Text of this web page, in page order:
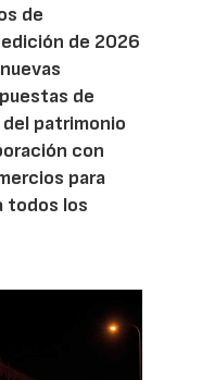
de
de 2026
de
patrimonio
con
para
todos los